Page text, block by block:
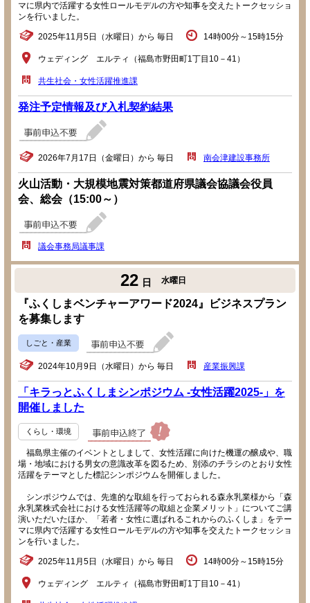
マに県内で活躍する女性ロールモデルの方や知事を交えたトークセッショ
ンを行いました。
2025年11月5日（水曜日）から 毎日 14時00分～15時15分
ウェディング エルティ（福島市野田町1丁目10－41）
共生社会・女性活躍推進課
発注予定情報及び入札契約結果
2026年7月17日（金曜日）から 毎日 南会津建設事務所
火山活動・大規模地震対策都道府県議会協議会役員
会、総会（15:00～）
議会事務局議事課
22 日 水曜日
『ふくしまベンチャーアワード2024』ビジネスプラン
を募集します
しごと・産業
2024年10月9日（水曜日）から 毎日 産業振興課
「キラっとふくしまシンポジウム -女性活躍2025-」を
開催しました
くらし・環境
福島県主催のイベントとしまして、女性活躍に向けた機運の醸成や、職
場・地域における男女の意識改革を図るため、別添のチラシのとおり女性
活躍をテーマとした標記シンポジウムを開催しました。
シンポジウムでは、先進的な取組を行っておられる森永乳業様から「森
永乳業株式会社における女性活躍等の取組と企業メリット」についてご講
演いただいたほか、「若者・女性に選ばれるこれからのふくしま」をテー
マに県内で活躍する女性ロールモデルの方や知事を交えたトークセッショ
ンを行いました。
2025年11月5日（水曜日）から 毎日 14時00分～15時15分
ウェディング エルティ（福島市野田町1丁目10－41）